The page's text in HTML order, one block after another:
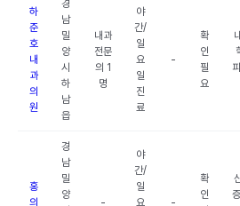
하
준
호
내
과
의
원
경
남
밀
양
시
하
남
읍
내과
전문
의 1
명
야
간/
일
요
일
진
료
-
확
인
필
요
홍
의
경
남
밀
양
-
야
간/
일
요
-
확
인